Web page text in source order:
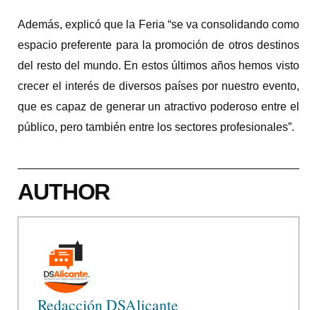
Además, explicó que la Feria “se va consolidando como
espacio preferente para la promoción de otros destinos
del resto del mundo. En estos últimos años hemos visto
crecer el interés de diversos países por nuestro evento,
que es capaz de generar un atractivo poderoso entre el
público, pero también entre los sectores profesionales”.
AUTHOR
Redacción DSAlicante